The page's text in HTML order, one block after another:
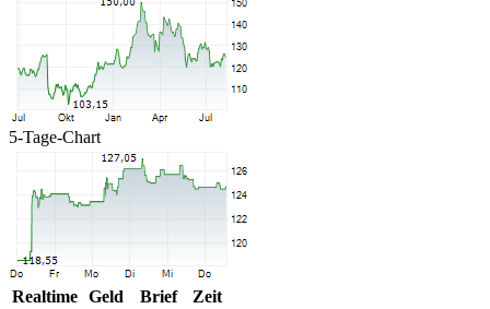
5-Tage-Chart
Realtime Geld Brief
Zeit